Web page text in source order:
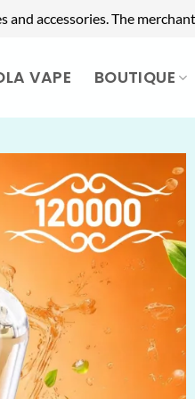
and accessories. The
VAPE BOUTIQUE